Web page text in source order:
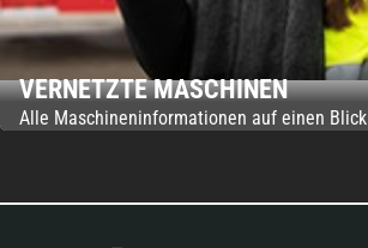
VERNETZTE MASCHINEN
Alle Maschineninformationen auf einen Blick